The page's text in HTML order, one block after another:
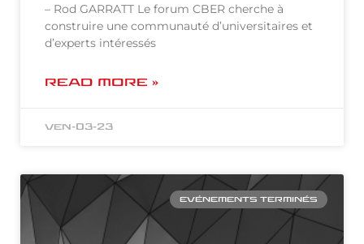
– Rod GARRATT Le forum CBER cherche à
construire une communauté d’universitaires et
d’experts intéressés
READ MORE »
ven-03-23
EVÉNEMENTS TERMINÉS